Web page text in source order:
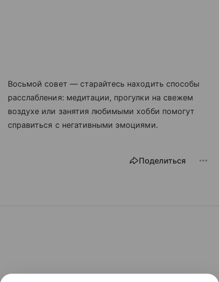
Восьмой совет — старайтесь находить способы
расслабления: медитации, прогулки на свежем
воздухе или занятия любимыми хобби помогут
справиться с негативными эмоциями.
Поделиться